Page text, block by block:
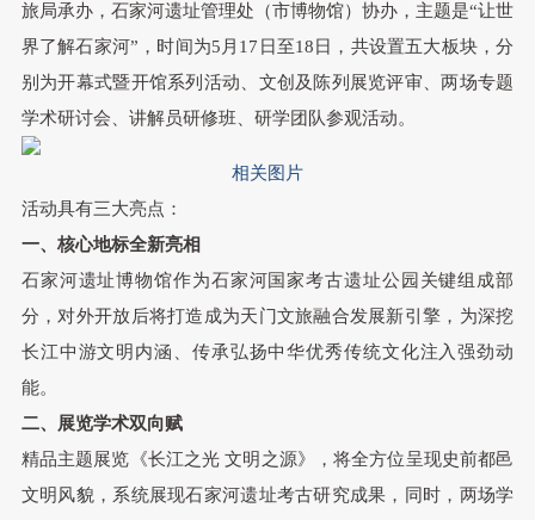
旅局承办，石家河遗址管理处（市博物馆）协办，主题是“让世
界了解石家河”，时间为5月17日至18日，共设置五大板块，分
别为开幕式暨开馆系列活动、文创及陈列展览评审、两场专题
学术研讨会、讲解员研修班、研学团队参观活动。
相关图片
活动具有三大亮点：
一、核心地标全新亮相
石家河遗址博物馆作为石家河国家考古遗址公园关键组成部
分，对外开放后将打造成为天门文旅融合发展新引擎，为深挖
长江中游文明内涵、传承弘扬中华优秀传统文化注入强劲动
能。
二、展览学术双向赋
精品主题展览《长江之光 文明之源》，将全方位呈现史前都邑
文明风貌，系统展现石家河遗址考古研究成果，同时，两场学